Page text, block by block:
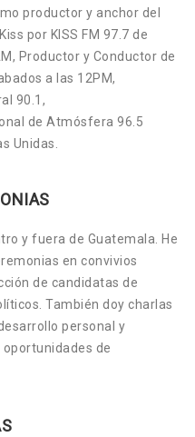
productor y anchor del
por KISS FM 97.7 de
Productor y Conductor de
a las 12PM,
90.1,
de Atmósfera 96.5
Unidas.
y fuera de Guatemala. He
en convivios
de candidatas de
También doy charlas
personal y
de